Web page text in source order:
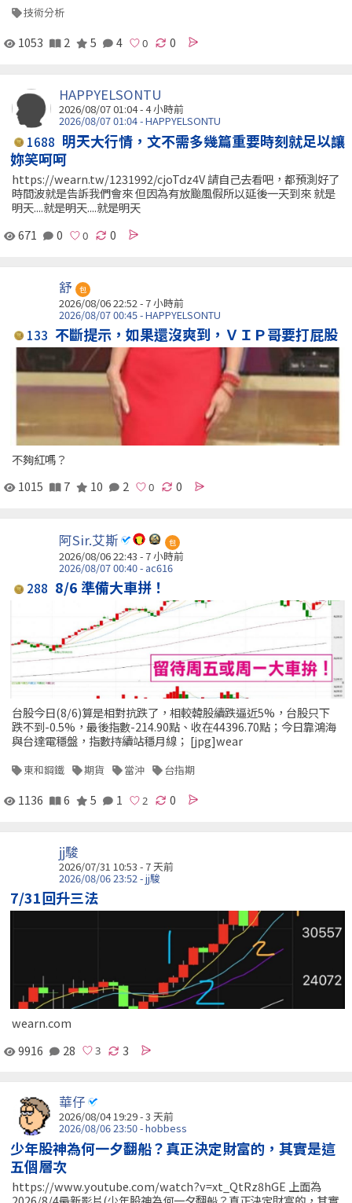
技術分析
1053 2 5 4 0
HAPPYELSONTU
2026/08/07 01:04 -4 小時前
2026/08/07 01:04 - HAPPYELSONTU
1688 明天大行情，文不需多幾篇重要時刻就足以讓
妳笑呵呵
https://wearn.tw/1231992/cjoTdz4V 請自己去看吧，都預測好了
時間波就是告訴我們會來 但因為有放颱風假所以延後一天到來 就是
明天....就是明天....就是明天
671
0 0
舒 包
2026/08/06 22:52 - 7 小時前
2026/08/07 00:45 - HAPPYELSONTU
133 不斷提示，如果還沒爽到，ＶＩＰ哥要打屁股
不夠紅嗎？
1015
7 10 2 0
阿Sir.艾斯 包
2026/08/06 22:43 - 7 小時前
2026/08/07 00:40 - ac616
288 8/6 準備大車拼！
台股今日(8/6)算是相對抗跌了，相較韓股續跌逼近5%，台股只下
跌不到-0.5%，最後指數-214.90點、收在44396.70點；今日靠鴻海
與台達電穩盤，指數持續站穩月線； [jpg]wear
東和鋼鐵 期貨 當沖 台指期
1136 6 5 1 0
jj駿
2026/07/31 10:53 - 7 天前
2026/08/06 23:52 - jj駿
7/31回升三法
wearn.com
9916
28 3
華仔
2026/08/04 19:29 - 3 天前
2026/08/06 23:50 - hobbess
少年股神為何一夕翻船？真正決定財富的，其實是這
五個層次
https://www.youtube.com/watch?v=xt_QtRz8hGE 上面為